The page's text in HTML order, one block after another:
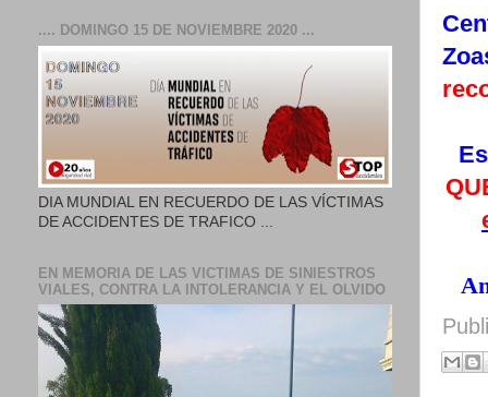
.... DOMINGO 15 DE NOVIEMBRE 2020 ...
DIA MUNDIAL EN RECUERDO DE LAS VÍCTIMAS
DE ACCIDENTES DE TRAFICO ...
EN MEMORIA DE LAS VICTIMAS DE SINIESTROS
VIALES, CONTRA LA INTOLERANCIA Y EL OLVIDO